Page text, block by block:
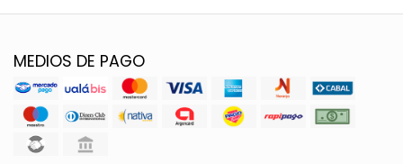
MEDIOS DE PAGO